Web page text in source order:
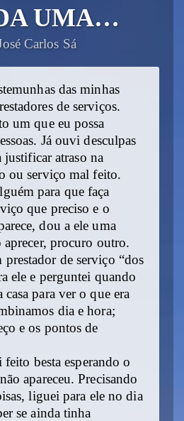
UMA…
Carlos Sá
das minhas
de serviços.
um que eu possa
Já ouvi desculpas
atraso na
ou serviço mal feito.
para que faça
que preciso e o
dou a ele uma
aprecer, procuro outro.
de serviço “dos
ele e perguntei quando
para ver o que era
dia e hora;
e os pontos de
besta esperando o
apareceu. Precisando
liguei para ele no dia
se ainda tinha